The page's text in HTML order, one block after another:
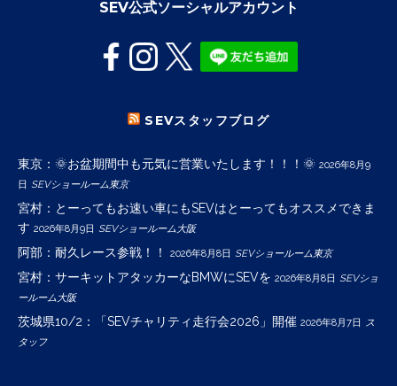
SEV公式ソーシャルアカウント
SEVスタッフブログ
東京：🌞お盆期間中も元気に営業いたします！！！🌞 2026年8月9
日 SEVショールーム東京
宮村：とーってもお速い車にもSEVはとーってもオススメできま
す 2026年8月9日 SEVショールーム大阪
阿部：耐久レース参戦！！ 2026年8月8日 SEVショールーム東京
宮村：サーキットアタッカーなBMWにSEVを 2026年8月8日 SEVショ
ールーム大阪
茨城県10/2：「SEVチャリティ走行会2026」開催 2026年8月7日 ス
タッフ